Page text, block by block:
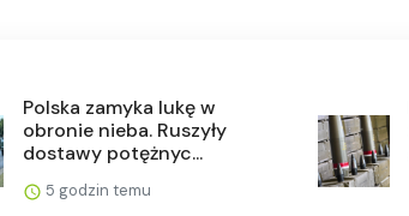
Polska zamyka lukę w
obronie nieba. Ruszyły
dostawy potężnyc...
5 godzin temu